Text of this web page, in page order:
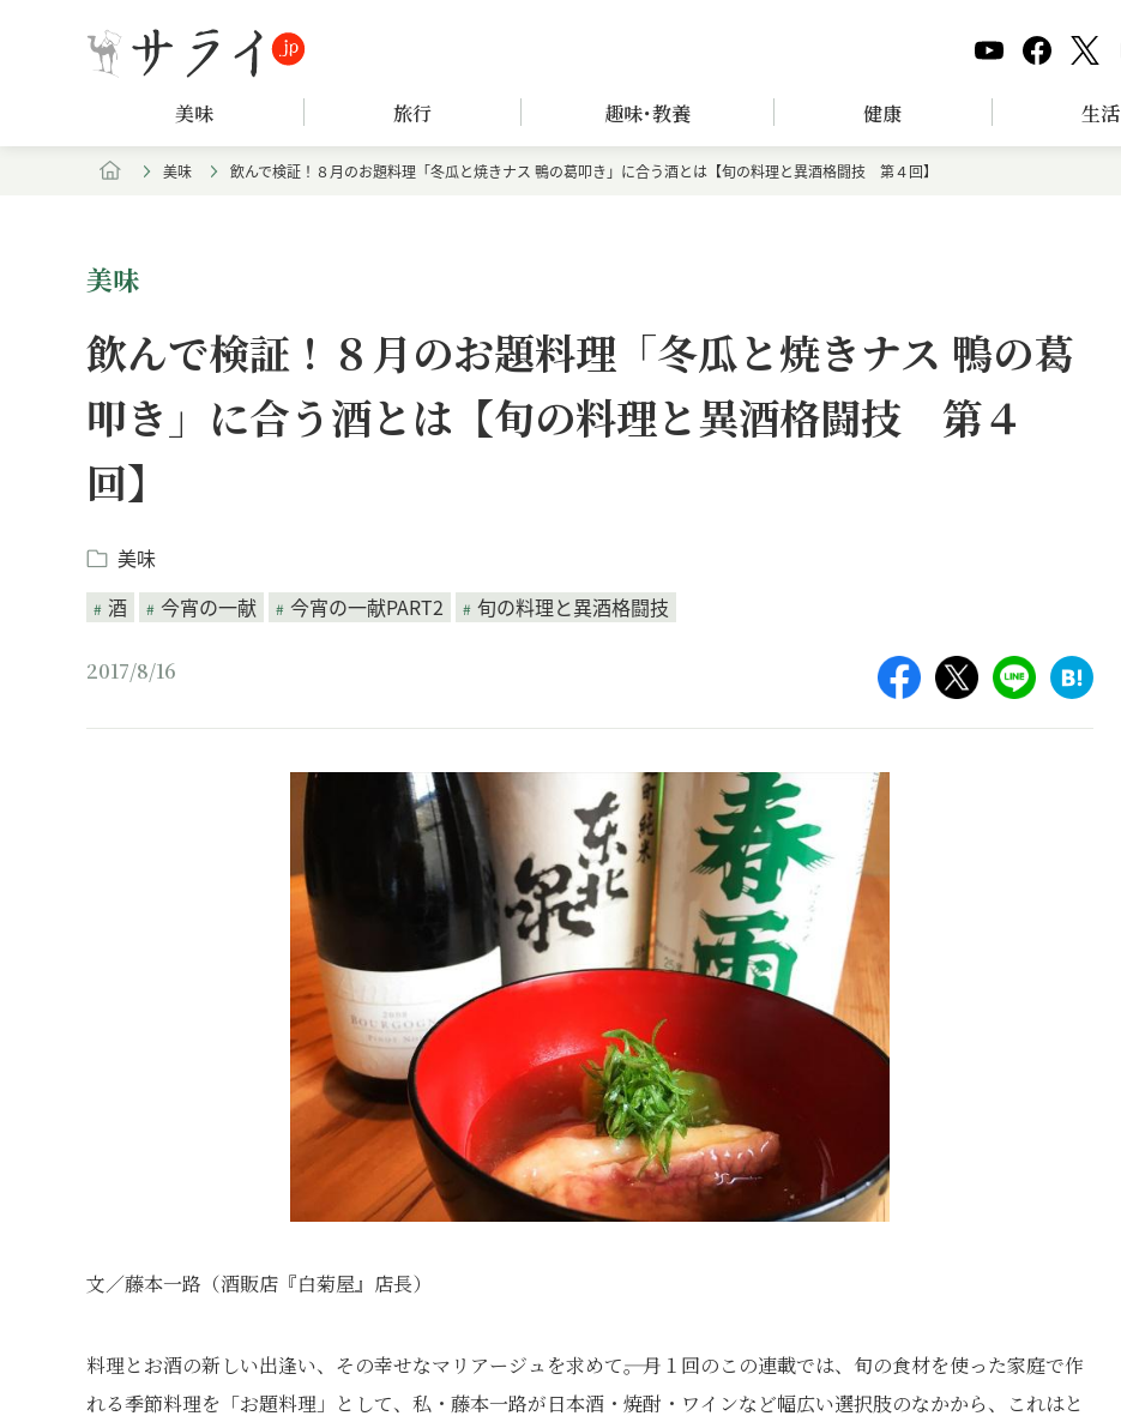
美味 旅行 趣味･教養 健康 生活
美味 飲んで検証！８月のお題料理「冬瓜と焼きナス 鴨の葛叩き」に合う酒とは【旬の料理と異酒格闘技 第４回】
美味
飲んで検証！８月のお題料理「冬瓜と焼きナス 鴨の葛
叩き」に合う酒とは【旬の料理と異酒格闘技 第４
回】
美味
酒
今宵の一献 今宵の一献PART2 旬の料理と異酒格闘技
2017/8/16
文／藤本一路（酒販店『白菊屋』店長）
料理とお酒の新しい出逢い、その幸せなマリアージュを求めて――。月１回のこの連載では、旬の食材を使った家庭で作
れる季節料理を「お題料理」として、私・藤本一路が日本酒・焼酎・ワインなど幅広い選択肢のなかから、これはと